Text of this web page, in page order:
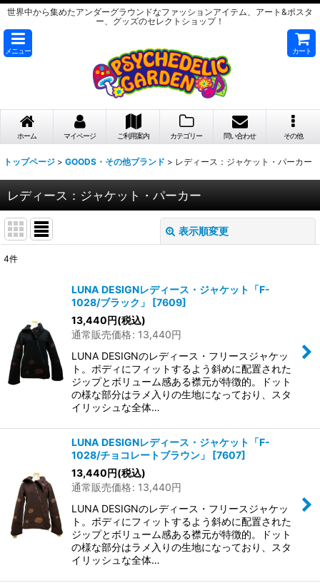
世界中から集めたアンダーグラウンドなファッションアイテム、アート&ポスタ
ー、グッズのセレクトショップ！
メニュー カート
ホーム マイページ ご利用案内 カテゴリー 問い合わせ その他
トップページ > GOODS・その他ブランド > レディース：ジャケット・パーカー
レディース：ジャケット・パーカー
表示順変更
並び順 :
絞り込む
4件
LUNA DESIGNレディース・ジャケット「F-
1028/ブラック」
[7609]
13,440円(税込)
通常販売価格: 13,440円
LUNA DESIGNのレディース・フリースジャケッ
ト。ボディにフィットするよう斜めに配置された
ジップとボリューム感ある襟元が特徴的。ドット
の様な部分はラメ入りの生地になっており、スタ
イリッシュな全体…
LUNA DESIGNレディース・ジャケット「F-
1028/チョコレートブラウン」
[7607]
13,440円(税込)
通常販売価格: 13,440円
LUNA DESIGNのレディース・フリースジャケッ
ト。ボディにフィットするよう斜めに配置された
ジップとボリューム感ある襟元が特徴的。ドット
の様な部分はラメ入りの生地になっており、スタ
イリッシュな全体…